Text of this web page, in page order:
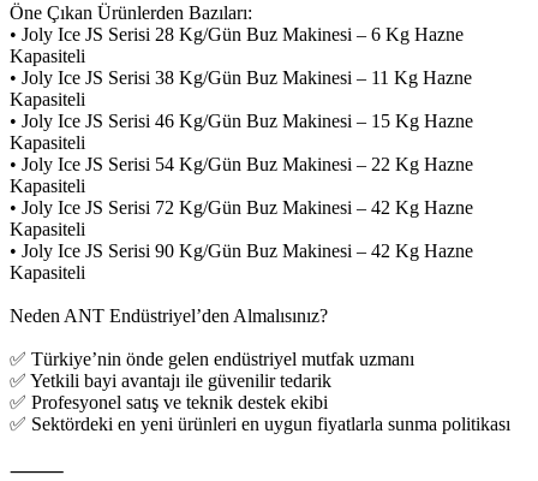
Öne Çıkan Ürünlerden Bazıları:
• Joly Ice JS Serisi 28 Kg/Gün Buz Makinesi – 6 Kg Hazne
Kapasiteli
• Joly Ice JS Serisi 38 Kg/Gün Buz Makinesi – 11 Kg Hazne
Kapasiteli
• Joly Ice JS Serisi 46 Kg/Gün Buz Makinesi – 15 Kg Hazne
Kapasiteli
• Joly Ice JS Serisi 54 Kg/Gün Buz Makinesi – 22 Kg Hazne
Kapasiteli
• Joly Ice JS Serisi 72 Kg/Gün Buz Makinesi – 42 Kg Hazne
Kapasiteli
• Joly Ice JS Serisi 90 Kg/Gün Buz Makinesi – 42 Kg Hazne
Kapasiteli
Neden ANT Endüstriyel’den Almalısınız?
✅ Türkiye’nin önde gelen endüstriyel mutfak uzmanı
✅ Yetkili bayi avantajı ile güvenilir tedarik
✅ Profesyonel satış ve teknik destek ekibi
✅ Sektördeki en yeni ürünleri en uygun fiyatlarla sunma politikası
⸻